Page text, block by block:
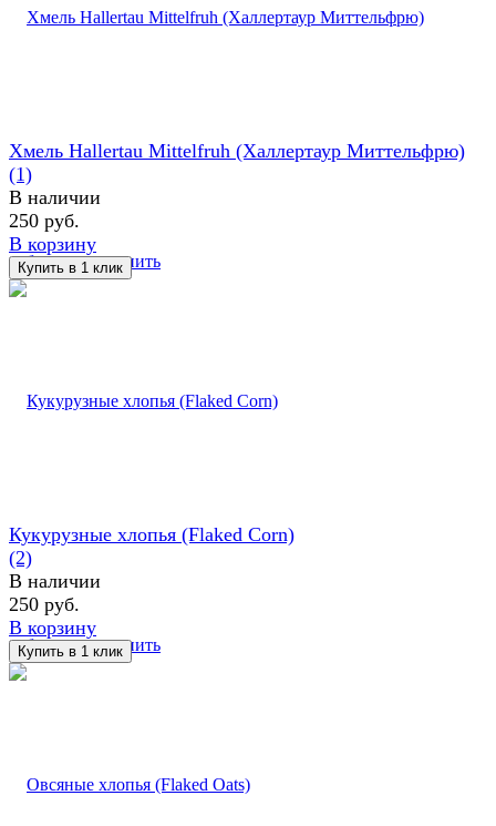
избранное сравнить
Хмель Hallertau Mittelfruh (Халлертаур Миттельфрю)
(1)
В наличии
250 руб.
В корзину
избранное сравнить
Кукурузные хлопья (Flaked Corn)
(2)
В наличии
250 руб.
В корзину